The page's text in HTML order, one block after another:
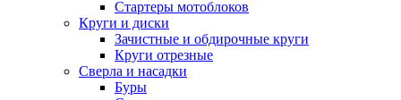
Стартеры мотоблоков
Круги и диски
Зачистные и обдирочные круги
Круги отрезные
Сверла и насадки
Буры